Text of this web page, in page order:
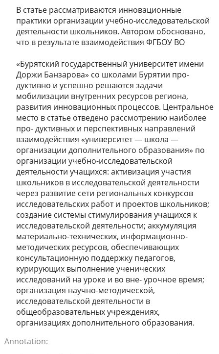
В статье рассматриваются инновационные
практики организации учебно-исследовательской
деятельности школьников. Автором обосновано,
что в результате взаимодействия ФГБОУ ВО
«Бурятский государственный университет имени
Доржи Банзарова» со школами Бурятии про-
дуктивно и успешно решаются задачи
мобилизации внутренних ресурсов региона,
развития инновационных процессов. Центральное
место в статье отведено рассмотрению наиболее
про- дуктивных и перспективных направлений
взаимодействия «университет — школа —
организации дополнительного образования» по
организации учебно-исследовательской
деятельности учащихся: активизация участия
школьников в исследовательской деятельности
через развитие сети региональных конкурсов
исследовательских работ и проектов школьников;
создание системы стимулирования учащихся к
исследовательской деятельности; аккумуляция
материально-технических, информационно-
методических ресурсов, обеспечивающих
консультационную поддержку педагогов,
курирующих выполнение ученических
исследований на уроке и во вне- урочное время;
организация научно-методической,
исследовательской деятельности в
общеобразовательных учреждениях,
организациях дополнительного образования.
Annotation: